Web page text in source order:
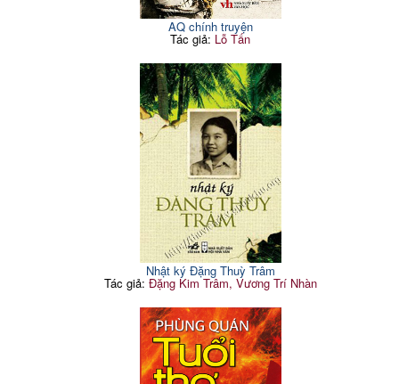
AQ chính truyện
Tác giả: Lỗ Tấn
Nhật ký Đặng Thuỳ Trâm
Tác giả: Đặng Kim Trâm, Vương Trí Nhàn